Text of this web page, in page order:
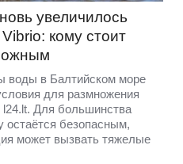
увеличилось
кому стоит
воды в Балтийском море
для размножения
l24.lt. Для большинства
остаётся безопасным,
может вызвать тяжелые